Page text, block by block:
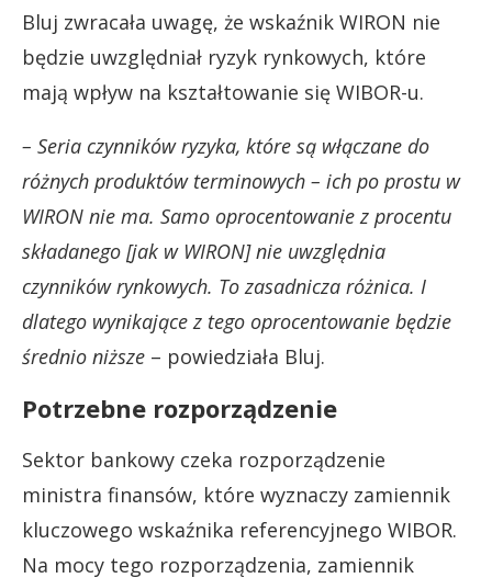
Bluj zwracała uwagę, że wskaźnik WIRON nie
będzie uwzględniał ryzyk rynkowych, które
mają wpływ na kształtowanie się WIBOR-u.
– Seria czynników ryzyka, które są włączane do
różnych produktów terminowych – ich po prostu w
WIRON nie ma. Samo oprocentowanie z procentu
składanego [jak w WIRON] nie uwzględnia
czynników rynkowych. To zasadnicza różnica. I
dlatego wynikające z tego oprocentowanie będzie
średnio niższe – powiedziała Bluj.
Potrzebne rozporządzenie
Sektor bankowy czeka rozporządzenie
ministra finansów, które wyznaczy zamiennik
kluczowego wskaźnika referencyjnego WIBOR.
Na mocy tego rozporządzenia, zamiennik